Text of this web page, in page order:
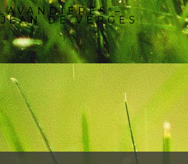
–
DE VERGES